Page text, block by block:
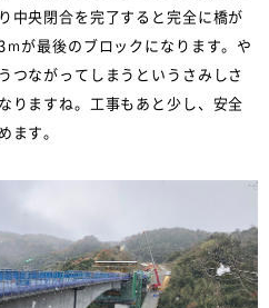
中央閉合を完了すると完全に橋が
が最後のブロックになります。や
つながってしまうというさみしさ
りますね。工事もあと少し、安全
ます。